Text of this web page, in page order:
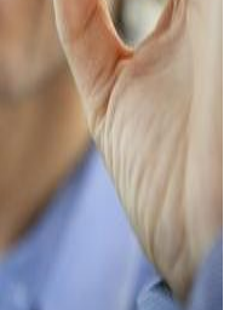
ad